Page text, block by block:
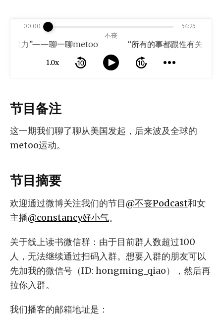
不丧
乎权力”——聊一聊metoo
1.0x
00:00 54:25
节目备注
这一期我们聊了聊从美国发起，后来波及全球的
metoo运动。
节目摘要
欢迎通过微博关注我们的节目@不丧Podcast和女
主播@constancy好小气。
关于线上读书微信群：由于目前群人数超过100
人，无法继续通过扫码入群。想要入群的朋友可以
先加我的微信号（ID: hongming_qiao），然后再
拉你入群。
我们播客的邮箱地址是：